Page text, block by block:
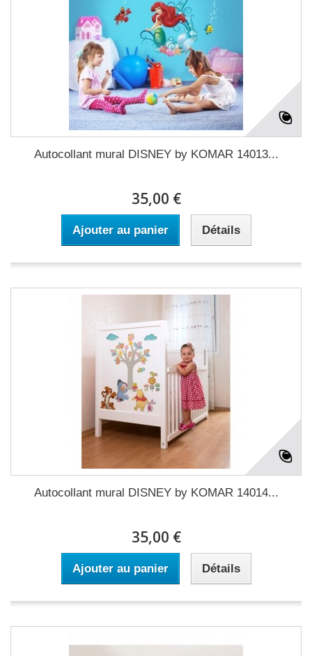
Autocollant mural DISNEY by KOMAR 14013...
35,00 €
Ajouter au panier Détails
Autocollant mural DISNEY by KOMAR 14014...
35,00 €
Ajouter au panier Détails